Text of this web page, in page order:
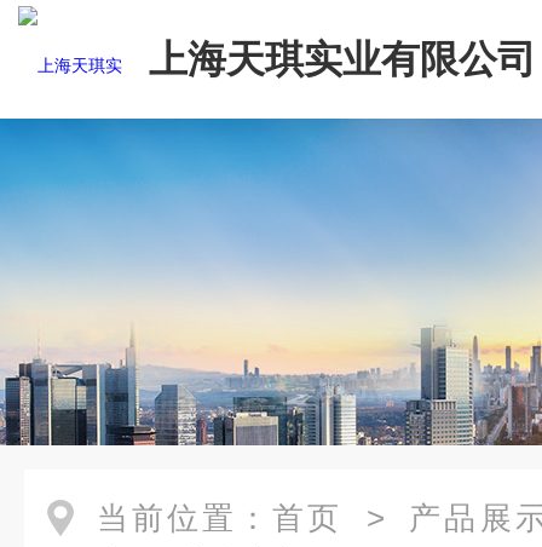
上海天琪实业有限公司
当前位置： 首页 > 产品展